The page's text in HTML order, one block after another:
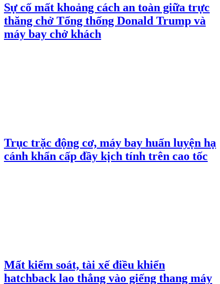
Sự cố mất khoảng cách an toàn giữa trực
thăng chở Tổng thống Donald Trump và
máy bay chở khách
Trục trặc động cơ, máy bay huấn luyện hạ
cánh khẩn cấp đầy kịch tính trên cao tốc
Mất kiểm soát, tài xế điều khiển
hatchback lao thẳng vào giếng thang máy